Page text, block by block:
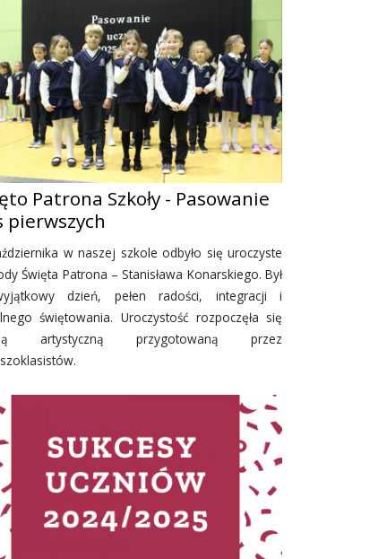
Patrona Szkoły - Pasowanie
pierwszych
w naszej szkole odbyło się uroczyste
Święta Patrona – Stanisława Konarskiego. Był
dzień, pełen radości, integracji i
świętowania. Uroczystość rozpoczęła się
artystyczną przygotowaną przez